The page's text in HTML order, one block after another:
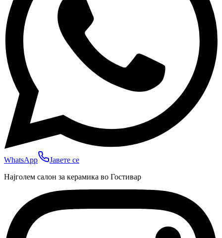
WhatsApp
Јавете се
Најголем салон за керамика во Гостивар